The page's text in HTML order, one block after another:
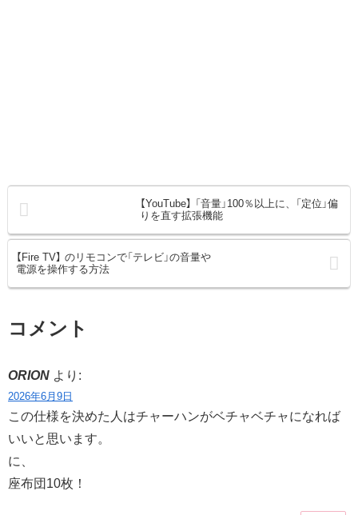
【YouTube】 「音量」100％以上に、「定位」偏
りを直す拡張機能
【Fire TV】 のリモコンで「テレビ」の音量や
電源を操作する方法
コメント
ORION より:
2026年6月9日
この仕様を決めた人はチャーハンがベチャベチャになれば
いいと思います。
に、
座布団10枚！